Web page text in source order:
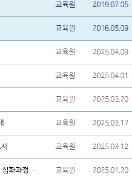
교육원 2019.07.05
교육원 2016.05.09
교육원 2025.04.09
교육원 2025.04.01
교육원 2025.03.20
교육원 2025.03.17
교육원 2025.03.12
[행사] 보방국제중학교 국제섹션 및 퐁토니에국제고등학교 한국어 심화과정 설명회 교육원 2025.01.20